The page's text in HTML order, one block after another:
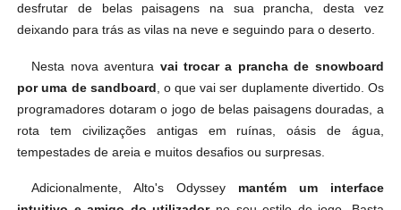
desfrutar de belas paisagens na sua prancha, desta vez
deixando para trás as vilas na neve e seguindo para o deserto.
Nesta nova aventura vai trocar a prancha de snowboard
por uma de sandboard , o que vai ser duplamente divertido. Os
programadores dotaram o jogo de belas paisagens douradas, a
rota tem civilizações antigas em ruínas, oásis de água,
tempestades de areia e muitos desafios ou surpresas.
Adicionalmente, Alto's Odyssey mantém um interface